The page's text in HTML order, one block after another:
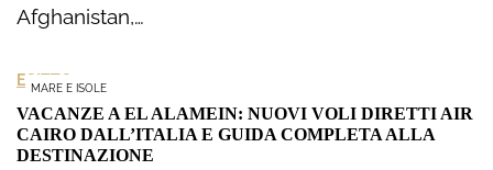
Afghanistan,…
MARE E ISOLE
EGITTO
VACANZE A EL ALAMEIN: NUOVI VOLI DIRETTI AIR
CAIRO DALL’ITALIA E GUIDA COMPLETA ALLA
DESTINAZIONE